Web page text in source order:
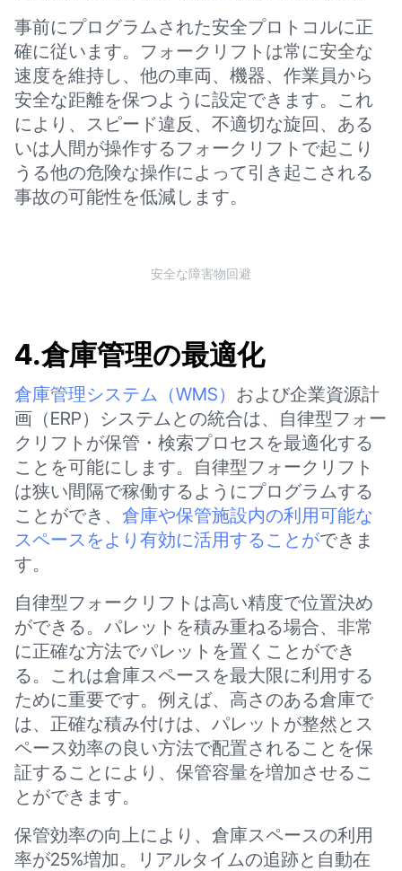
事前にプログラムされた安全プロトコルに正
確に従います。フォークリフトは常に安全な
速度を維持し、他の車両、機器、作業員から
安全な距離を保つように設定できます。これ
により、スピード違反、不適切な旋回、ある
いは人間が操作するフォークリフトで起こり
うる他の危険な操作によって引き起こされる
事故の可能性を低減します。
安全な障害物回避
4.倉庫管理の最適化
倉庫管理システム（WMS） および企業資源計
画（ERP）システムとの統合は、自律型フォー
クリフトが保管・検索プロセスを最適化する
ことを可能にします。自律型フォークリフト
は狭い間隔で稼働するようにプログラムする
ことができ、 倉庫や保管施設内の利用可能な
スペースをより有効に活用することができま
す。
自律型フォークリフトは高い精度で位置決め
ができる。パレットを積み重ねる場合、非常
に正確な方法でパレットを置くことができ
る。これは倉庫スペースを最大限に利用する
ために重要です。例えば、高さのある倉庫で
は、正確な積み付けは、パレットが整然とス
ペース効率の良い方法で配置されることを保
証することにより、保管容量を増加させるこ
とができます。
保管効率の向上により、倉庫スペースの利用
率が25%増加。リアルタイムの追跡と自動在